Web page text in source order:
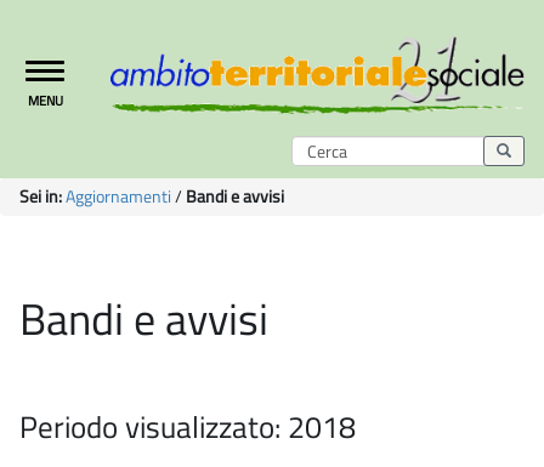
Toggle
navigation
MENU
Sei in:Aggiornamenti/Bandi e avvisi
Bandi e avvisi
Periodo visualizzato: 2018